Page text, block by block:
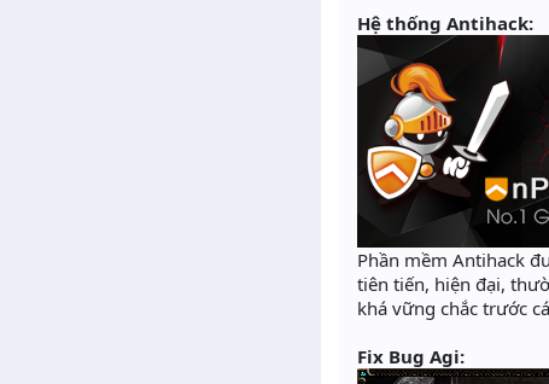
Hệ thống Antihack:
Phần mềm Antihack
tiên tiến, hiện đại,
khá vững chắc trước
Fix Bug Agi: